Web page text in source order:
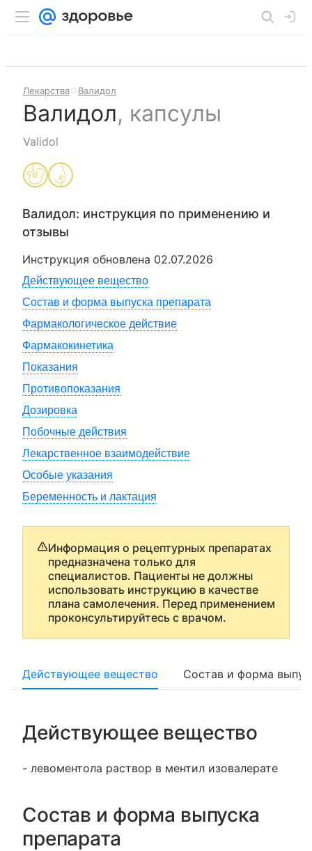
Лекарства Валидол
Валидол, капсулы
Validol
Валидол: инструкция по применению и
отзывы
Инструкция обновлена 02.07.2026
Действующее вещество
Состав и форма выпуска препарата
Фармакологическое действие
Фармакокинетика
Показания
Противопоказания
Дозировка
Побочные действия
Лекарственное взаимодействие
Особые указания
Беременность и лактация
Информация о рецептурных препаратах
предназначена только для
специалистов. Пациенты не должны
использовать инструкцию в качестве
плана самолечения. Перед применением
проконсультируйтесь с врачом.
Действующее вещество Состав и форма
Действующее вещество
- левоментола раствор в ментил изовалерате
Состав и форма выпуска
препарата